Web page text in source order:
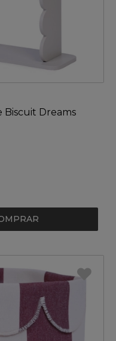
Biscuit Dreams